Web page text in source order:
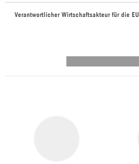
Verantwortlicher Wirtschaftsakteur für die EU